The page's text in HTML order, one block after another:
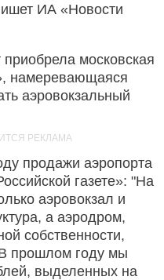
ИА «Новости
московская
намеревающаяся
аэровокзальный
продажи аэропорта
газете»: "На
аэровокзал и
а аэродром,
собственности,
В прошлом году мы
выделенных на